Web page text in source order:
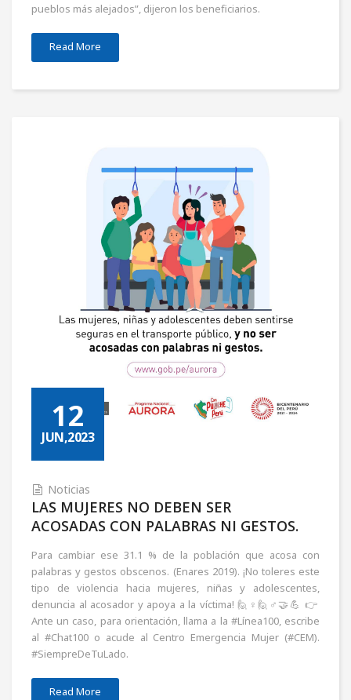
pueblos más alejados”, dijeron los beneficiarios.
Read More
12
JUN,2023
Noticias
LAS MUJERES NO DEBEN SER
ACOSADAS CON PALABRAS NI GESTOS.
Para cambiar ese 31.1 % de la población que acosa con
palabras y gestos obscenos. (Enares 2019). ¡No toleres este
tipo de violencia hacia mujeres, niñas y adolescentes,
denuncia al acosador y apoya a la víctima! 🙋♀️🙋♂️🤝💪 👉
Ante un caso, para orientación, llama a la #Línea100, escribe
al #Chat100 o acude al Centro Emergencia Mujer (#CEM).
#SiempreDeTuLado.
Read More